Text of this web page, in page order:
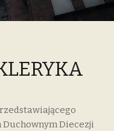
Diecezji